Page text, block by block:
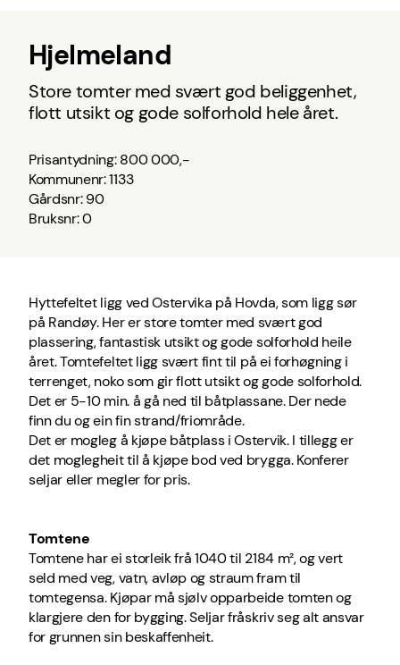
Hjelmeland
Store tomter med svært god beliggenhet,
flott utsikt og gode solforhold hele året.
Prisantydning: 800 000,-
Kommunenr: 1133
Gårdsnr: 90
Bruksnr: 0
Hyttefeltet ligg ved Ostervika på Hovda, som ligg sør
på Randøy. Her er store tomter med svært god
plassering, fantastisk utsikt og gode solforhold heile
året. Tomtefeltet ligg svært fint til på ei forhøgning i
terrenget, noko som gir flott utsikt og gode solforhold.
Det er 5-10 min. å gå ned til båtplassane. Der nede
finn du og ein fin strand/friområde.
Det er mogleg å kjøpe båtplass i Ostervik. I tillegg er
det moglegheit til å kjøpe bod ved brygga. Konferer
seljar eller megler for pris.
Tomtene
Tomtene har ei storleik frå 1040 til 2184 m², og vert
seld med veg, vatn, avløp og straum fram til
tomtegensa. Kjøpar må sjølv opparbeide tomten og
klargjere den for bygging. Seljar fråskriv seg alt ansvar
for grunnen sin beskaffenheit.